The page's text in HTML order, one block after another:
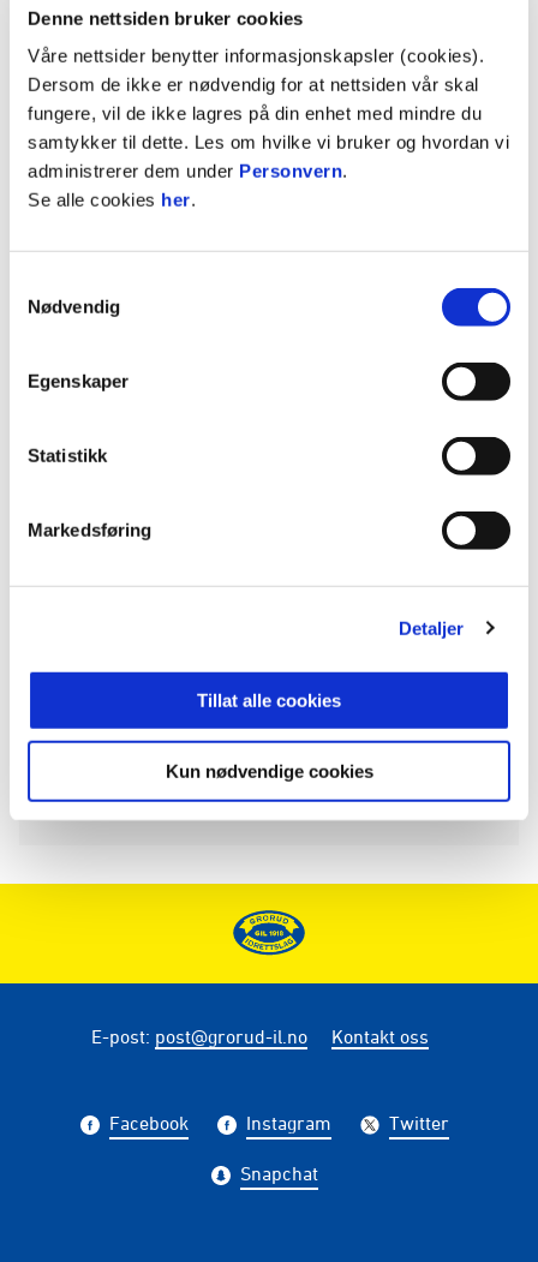
Denne nettsiden bruker cookies
Våre nettsider benytter informasjonskapsler (cookies).
Dersom de ikke er nødvendig for at nettsiden vår skal
fungere, vil de ikke lagres på din enhet med mindre du
samtykker til dette. Les om hvilke vi bruker og hvordan vi
administrerer dem under Personvern.
Se alle cookies her.
Nødvendig
Egenskaper
Statistikk
Markedsføring
Detaljer
Tillat alle cookies
Kun nødvendige cookies
som menneske og som spiller. Derfor ønsker vi å
fortsette reisen og utviklingen sammen videre. Vi
har stor tro på William, og hans brennende ønske
om å bli bedre passer perfekt inn hos oss, sier
Alrek.
- Jeg koser meg i Grorud. Det er en veldig fin gjeng
bedre, det gjør det lettere for meg å få utvikling.
at spillerne skal bli bedre. Det er gode treninger og
samtaler som gjør oss til bedre fotballspillere. Jeg
E-post: post@grorud-il.no Kontakt oss
Facebook Instagram Twitter
Snapchat